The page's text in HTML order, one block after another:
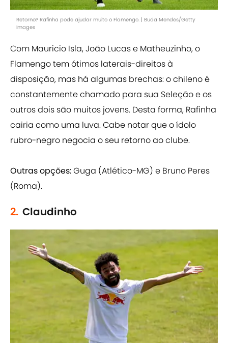
Retorno? Rafinha pode ajudar muito o Flamengo. | Buda Mendes/Getty
Images
Com Mauricio Isla, João Lucas e Matheuzinho, o
Flamengo tem ótimos laterais-direitos à
disposição, mas há algumas brechas: o chileno é
constantemente chamado para sua Seleção e os
outros dois são muitos jovens. Desta forma, Rafinha
cairia como uma luva. Cabe notar que o ídolo
rubro-negro negocia o seu retorno ao clube.
Outras opções:Guga (Atlético-MG) e Bruno Peres
(Roma).
2. Claudinho